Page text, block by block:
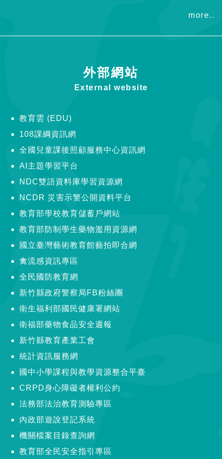
more..
外部網站
External website
教育雲 (EDU)
108課綱資訊網
全國兒童課後照顧服務中心資訊網
AI主題學習平台
NDC雙語資料庫學習資源網
NCDR 災害示警公開資料平台
教育部學校教育儲蓄戶網站
教育部防制學生藥物濫用資源網
國立臺灣藝術教育館藝拍即合網
禽流感資訊專區
全民國防教育網
新竹縣政府警察局FB粉絲團
衛生福利部國民健康署網站
衛福部藥物食品安全週報
新竹縣教育產業工會
統計資訊服務網
國中小學課程與教學資源整合平臺
CRPD身心障礙者權利公約
法務部法治教育測驗專區
內政部遊說登記系統
機關檔案目錄查詢網
教育部全民安全指引專區